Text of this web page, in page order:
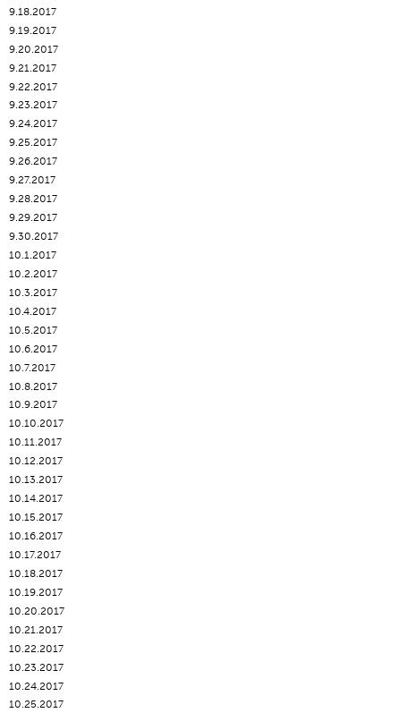
9.18.2017
9.19.2017
9.20.2017
9.21.2017
9.22.2017
9.23.2017
9.24.2017
9.25.2017
9.26.2017
9.27.2017
9.28.2017
9.29.2017
9.30.2017
10.1.2017
10.2.2017
10.3.2017
10.4.2017
10.5.2017
10.6.2017
10.7.2017
10.8.2017
10.9.2017
10.10.2017
10.11.2017
10.12.2017
10.13.2017
10.14.2017
10.15.2017
10.16.2017
10.17.2017
10.18.2017
10.19.2017
10.20.2017
10.21.2017
10.22.2017
10.23.2017
10.24.2017
10.25.2017